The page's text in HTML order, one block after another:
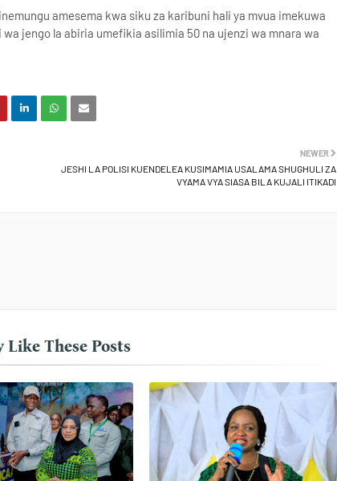
amesema kwa siku za karibuni hali ya mvua imekuwa
jengo la abiria umefikia asilimia 50 na ujenzi wa mnara wa
NEWER
JESHI LA POLISI KUENDELEA KUSIMAMIA USALAMA SHUGHULI ZA
VYAMA VYA SIASA BILA KUJALI ITIKADI
Like These Posts